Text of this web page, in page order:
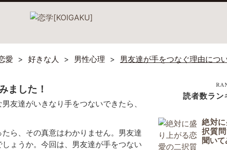
愛 好きな人 男性心理 男友達が手をつなぐ理由につ
ました！
友達がいきなり手をつないできたら、
ら、その真意はわかりません。男友達
ょうか。今回は、男友達が手をつない
読者数ラン
絶対
択質
聞いて